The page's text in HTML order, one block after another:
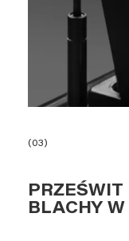
(03)
BLACHY